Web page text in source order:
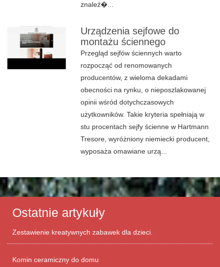
znaleź�...
Urządzenia sejfowe do
montażu ściennego
Przegląd sejfów ściennych warto
rozpocząć od renomowanych
producentów, z wieloma dekadami
obecności na rynku, o nieposzlakowanej
opinii wśród dotychczasowych
użytkowników. Takie kryteria spełniają w
stu procentach sejfy ścienne w Hartmann
Tresore, wyróżniony niemiecki producent,
wyposaża omawiane urzą...
Ostatnie artykuły
Zestawienie kreatywnych zabawek dla dzieci.
Komin ceramiczny do domu